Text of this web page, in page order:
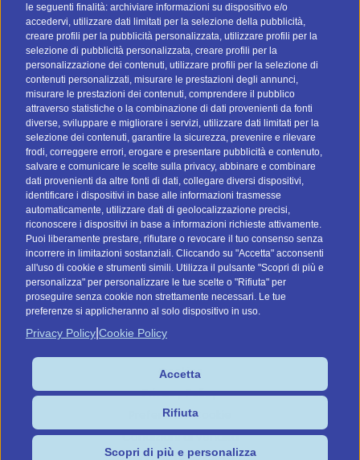
le seguenti finalità: archiviare informazioni su dispositivo e/o
accedervi, utilizzare dati limitati per la selezione della pubblicità,
creare profili per la pubblicità personalizzata, utilizzare profili per la
selezione di pubblicità personalizzata, creare profili per la
personalizzazione dei contenuti, utilizzare profili per la selezione di
contenuti personalizzati, misurare le prestazioni degli annunci,
misurare le prestazioni dei contenuti, comprendere il pubblico
attraverso statistiche o la combinazione di dati provenienti da fonti
diverse, sviluppare e migliorare i servizi, utilizzare dati limitati per la
selezione dei contenuti, garantire la sicurezza, prevenire e rilevare
frodi, correggere errori, erogare e presentare pubblicità e contenuto,
salvare e comunicare le scelte sulla privacy, abbinare e combinare
dati provenienti da altre fonti di dati, collegare diversi dispositivi,
identificare i dispositivi in base alle informazioni trasmesse
automaticamente, utilizzare dati di geolocalizzazione precisi,
riconoscere i dispositivi in base a informazioni richieste attivamente.
Puoi liberamente prestare, rifiutare o revocare il tuo consenso senza
incorrere in limitazioni sostanziali. Cliccando su "Accetta" acconsenti
all'uso di cookie e strumenti simili. Utilizza il pulsante "Scopri di più e
personalizza" per personalizzare le tue scelte o "Rifiuta" per
proseguire senza cookie non strettamente necessari. Le tue
preferenze si applicheranno al solo dispositivo in uso.
Privacy Policy Cookie Policy
Accetta
Rifiuta
Scopri di più e personalizza
Metodi Di Pagamento
I nostri social
Vai a btomail.es (Spagna)
Command Digital Srl
Sede Italiana: Via G. Pascoli, 12 - 37053 - Cerea (VR)
Sede de España: C/ Lagasca, 95 - 28006 - Madrid
P.IVA/C.F. IT04575910239
Cookies
Privacy Policy
Preferenze Cookie
Condizioni di vendita